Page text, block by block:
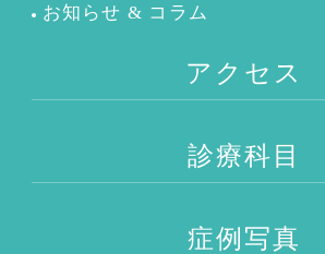
お知らせ & コラム
アクセス
診療科目
症例写真